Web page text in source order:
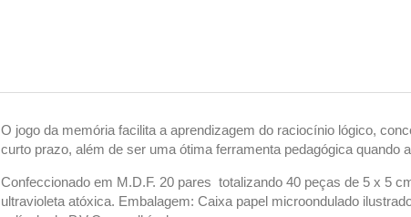
O jogo da memória facilita a aprendizagem do raciocínio lógico,
curto prazo, além de ser uma ótima ferramenta pedagógica quando
Confeccionado em M.D.F. 20 pares totalizando 40 peças de 5 x 5
ultravioleta atóxica. Embalagem: Caixa papel microondulado